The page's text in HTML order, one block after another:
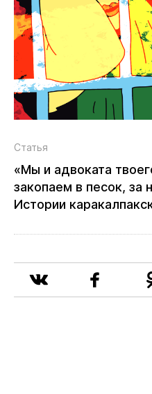
Статья
«Мы и адвоката
закопаем в песок, за
Истории